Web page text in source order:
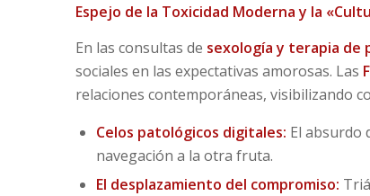
Espejo de la Toxicidad Moderna y la
En las consultas de sexología y terapia de
sociales en las expectativas amorosas. Las
relaciones contemporáneas, visibilizando
Celos patológicos digitales: El absurdo
navegación a la otra fruta.
El desplazamiento del compromiso: